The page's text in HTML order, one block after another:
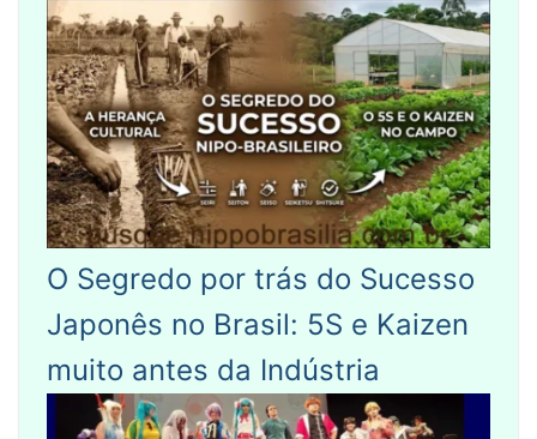
O Segredo por trás do Sucesso
Japonês no Brasil: 5S e Kaizen
muito antes da Indústria